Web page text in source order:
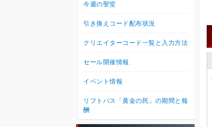
今週の聖堂
引き換えコード配布状況
クリエイターコード一覧と入力方法
セール開催情報
イベント情報
リフトパス「黄金の民」の期間と報
酬